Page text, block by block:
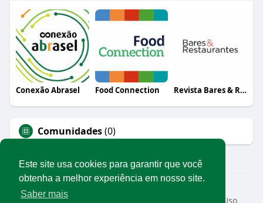
Este site usa cookies para garantir que você
obtenha a melhor experiência em nosso site.
Saber mais
Conexão Abrasel Food Connection Revista Bares & Restaurantes
Comunidades(0)
© 2026 Rede Abrasel
Início
Sobre Termos de Uso